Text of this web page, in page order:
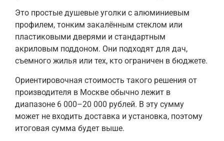
Это простые душевые уголки с алюминиевым
профилем, тонким закалённым стеклом или
пластиковыми дверями и стандартным
акриловым поддоном. Они подходят для дач,
съемного жилья или тех, кто ограничен в бюджете.
Ориентировочная стоимость такого решения от
производителя в Москве обычно лежит в
диапазоне 6 000–20 000 рублей. В эту сумму
может не входить доставка и установка, поэтому
итоговая сумма будет выше.